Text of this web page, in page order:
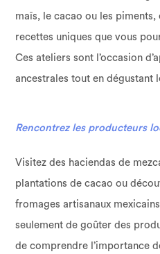
maïs, le cacao ou les piments,
recettes uniques que vous
Ces ateliers sont l’occasion
ancestrales tout en dégustant
Rencontrez les producteurs
Visitez des haciendas de
plantations de cacao ou
fromages artisanaux
seulement de goûter des
de comprendre l’importance